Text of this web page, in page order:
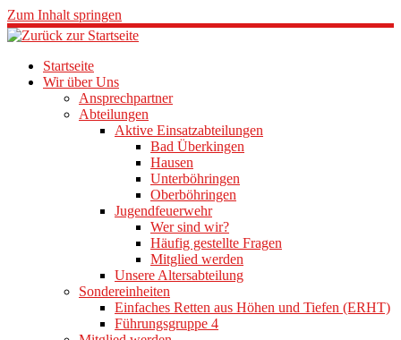
Zum Inhalt springen
Startseite
Wir über Uns
Ansprechpartner
Abteilungen
Aktive Einsatzabteilungen
Bad Überkingen
Hausen
Unterböhringen
Oberböhringen
Jugendfeuerwehr
Wer sind wir?
Häufig gestellte Fragen
Mitglied werden
Unsere Altersabteilung
Sondereinheiten
Einfaches Retten aus Höhen und Tiefen (ERHT)
Führungsgruppe 4